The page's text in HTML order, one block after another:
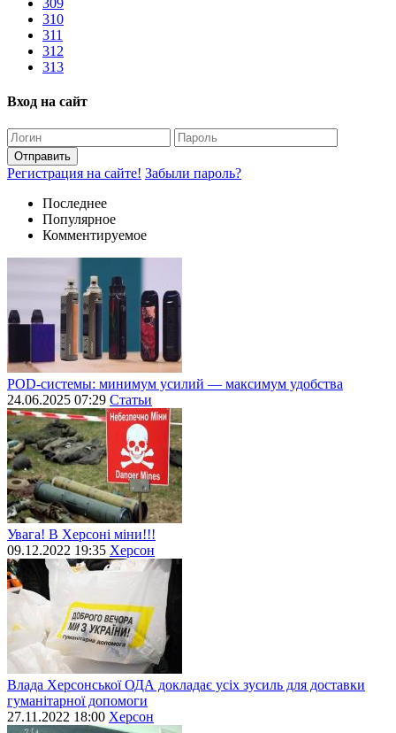
310
311
312
313
Вход на сайт
Отправить
Регистрация на сайте! Забыли пароль?
Последнее
Популярное
Комментируемое
POD-системы: минимум усилий — максимум удобства
24.06.2025 07:29 Статьи
Увага! В Херсоні міни!!!
09.12.2022 19:35 Херсон
Влада Херсонської ОДА докладає усіх зусиль для доставки
гуманітарної допомоги
27.11.2022 18:00 Херсон